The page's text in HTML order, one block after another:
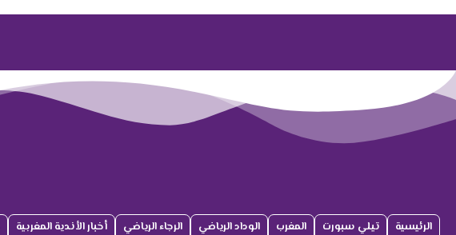
الرئيسية تيلي سبورت المغرب الوداد الرياضي الرجاء الرياضي أخبار الأندية المغربية